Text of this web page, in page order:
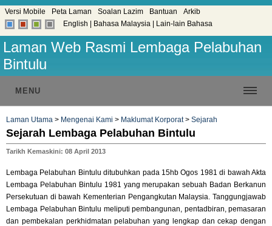
Versi Mobile Peta Laman Soalan Lazim Bantuan
Arkib
English
Bahasa Malaysia Lain-lain Bahasa
Laman Web Rasmi Lembaga Pelabuhan
Bintulu
MENU
Laman Utama > Mengenai Kami > Maklumat Korporat> Sejarah
Sejarah Lembaga Pelabuhan Bintulu
Tarikh Kemaskini: 08 April 2013
Lembaga Pelabuhan Bintulu ditubuhkan pada 15hb Ogos 1981 di bawah Akta
Lembaga Pelabuhan Bintulu 1981 yang merupakan sebuah Badan Berkanun
Persekutuan di bawah Kementerian Pengangkutan Malaysia. Tanggungjawab
Lembaga Pelabuhan Bintulu meliputi pembangunan, pentadbiran, pemasaran
dan pembekalan perkhidmatan pelabuhan yang lengkap dan cekap dengan